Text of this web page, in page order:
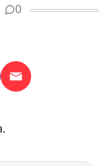
0